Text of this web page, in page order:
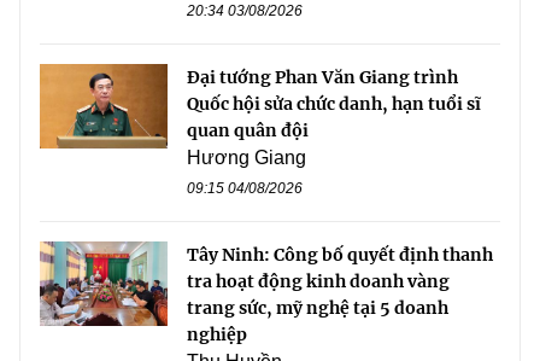
20:34 03/08/2026
Đại tướng Phan Văn Giang trình
Quốc hội sửa chức danh, hạn tuổi sĩ
quan quân đội
Hương Giang
09:15 04/08/2026
Tây Ninh: Công bố quyết định thanh
tra hoạt động kinh doanh vàng
trang sức, mỹ nghệ tại 5 doanh
nghiệp